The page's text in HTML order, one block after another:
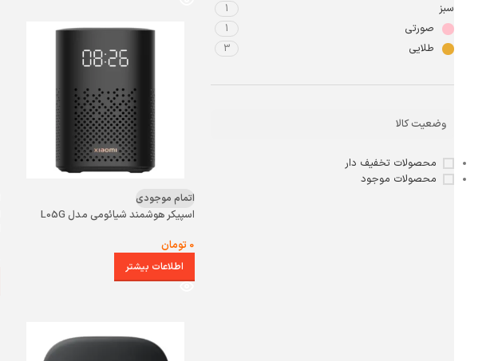
سبز 1
صورتی 1
طلایی 3
وضعیت کالا
محصولات تخفیف دار
محصولات موجود
اتمام موجودی
اسپیکر هوشمند شیائومی مدل L05G
0 تومان
اطلاعات بیشتر